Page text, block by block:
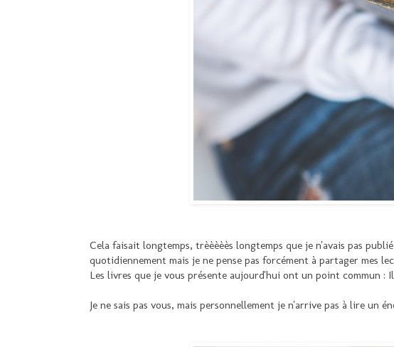
Cela faisait longtemps, trèèèèès longtemps que je n'avais pas
quotidiennement mais je ne pense pas forcément à partager mes
Les livres que je vous présente aujourd'hui ont un point commun :
Je ne sais pas vous, mais personnellement je n'arrive pas à lire un